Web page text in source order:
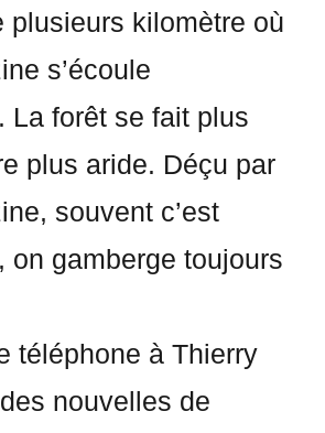
plusieurs kilomètre où
s’écoule
La forêt se fait plus
plus aride. Déçu par
souvent c’est
on gamberge toujours
téléphone à Thierry
nouvelles de